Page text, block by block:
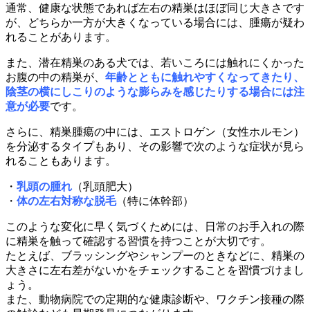
通常、健康な状態であれば左右の精巣はほぼ同じ大きさです
が、どちらか一方が大きくなっている場合には、腫瘍が疑わ
れることがあります。
また、潜在精巣のある犬では、若いころには触れにくかった
お腹の中の精巣が、 年齢とともに触れやすくなってきたり、
陰茎の横にしこりのような膨らみを感じたりする場合には注
意が必要です。
さらに、精巣腫瘍の中には、エストロゲン（女性ホルモン）
を分泌するタイプもあり、その影響で次のような症状が見ら
れることもあります。
・ 乳頭の腫れ （乳頭肥大）
・ 体の左右対称な脱毛（特に体幹部）
このような変化に早く気づくためには、日常のお手入れの際
に精巣を触って確認する習慣を持つことが大切です。
たとえば、ブラッシングやシャンプーのときなどに、精巣の
大きさに左右差がないかをチェックすることを習慣づけまし
ょう。
また、動物病院での定期的な健康診断や、ワクチン接種の際